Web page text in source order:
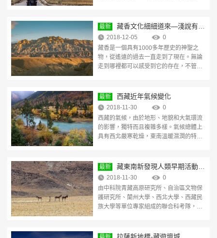
最新
藏香文化細細道來—淺說有關
藏香那些事
2018-12-05
0
藏香是一個具有1000多年歷史的神聖之
物，從遙遠的過去一直走到了現在。無論
走到哪裡都可以感受到它的存在，不管是
最新
西藏近年氣候變化
2018-11-30
0
西藏的氣候，由於地形、地貌和大氣環流
的影響，獨特而且複雜多樣。氣候總體上
具有西北嚴寒乾燥，東南溫暖濕潤的特
最新
藏東南新發現人類早期活動遺
跡 2018-11-30
0
由中科院青藏高原研究所、自治區文物保
護研究所、蘭州大學、西北大學、西藏民
族大學等單位專家組成的聯合科考隊，自